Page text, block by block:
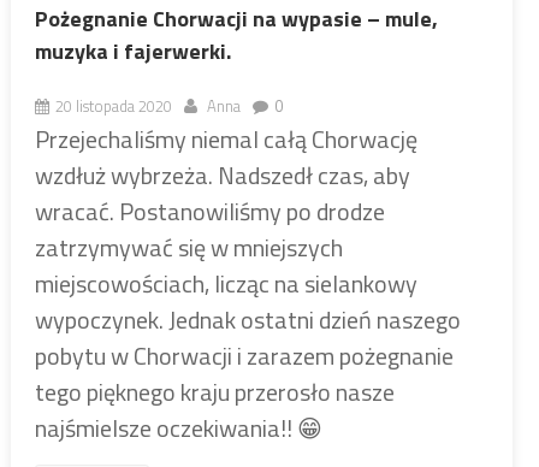
Pożegnanie Chorwacji na wypasie – mule,
muzyka i fajerwerki.
20 listopada 2020 Anna 0
Przejechaliśmy niemal całą Chorwację
wzdłuż wybrzeża. Nadszedł czas, aby
wracać. Postanowiliśmy po drodze
zatrzymywać się w mniejszych
miejscowościach, licząc na sielankowy
wypoczynek. Jednak ostatni dzień naszego
pobytu w Chorwacji i zarazem pożegnanie
tego pięknego kraju przerosło nasze
najśmielsze oczekiwania!! 😁